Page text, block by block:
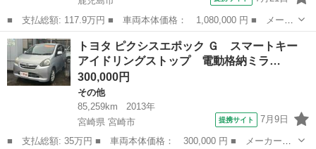
■ 支払総額: 117.9万円 ■ 車両本体価格： 1,080,000 円 ■ メーカ
ー名： トヨタ ■ 車種名： カムリ ■ グレード名： ハイブリッ
ド Ｇパッケージ イモビライザー ナビＴＶ 点検記録簿 デュア
ルエアコ...
鹿児島 鹿児島市 その他
トヨタ ピクシスエポック Ｇ スマートキー
アイドリングストップ 電動格納ミラ…
300,000円
その他
85,259km
2013年
宮崎県 宮崎市
提携サイト 7月9日
■ 支払総額: 35万円 ■ 車両本体価格： 300,000 円 ■ メーカー